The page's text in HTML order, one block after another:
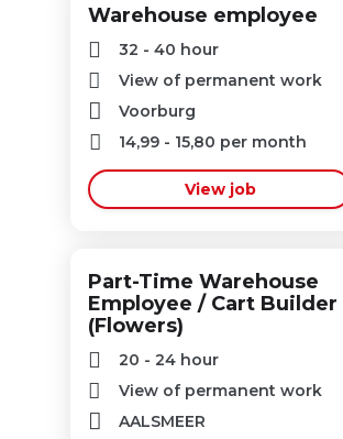
Warehouse employee
32 - 40 hour
View of permanent work
Voorburg
14,99 - 15,80 per month
View job
Part-Time Warehouse
Employee / Cart Builder
(Flowers)
20 - 24 hour
View of permanent work
AALSMEER